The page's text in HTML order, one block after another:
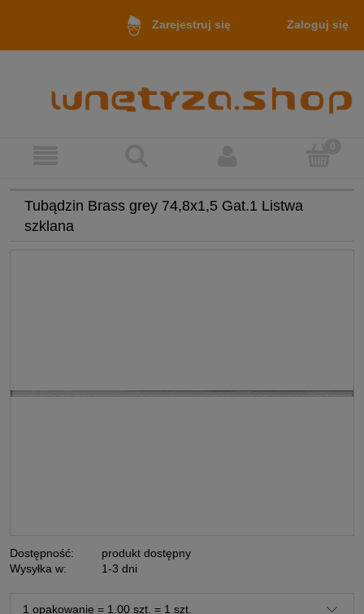
Zarejestruj się Zaloguj się
Tubądzin Brass grey 74,8x1,5 Gat.1 Listwa
szklana
Dostępność:
produkt dostępny
Wysyłka w:
1-3 dni